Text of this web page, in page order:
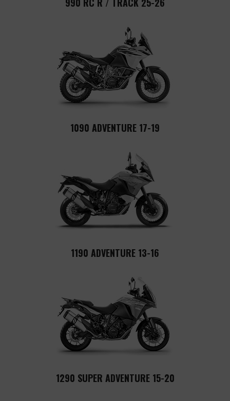
1090 ADVENTURE 17-19
1190 ADVENTURE 13-16
1290 SUPER ADVENTURE 15-20